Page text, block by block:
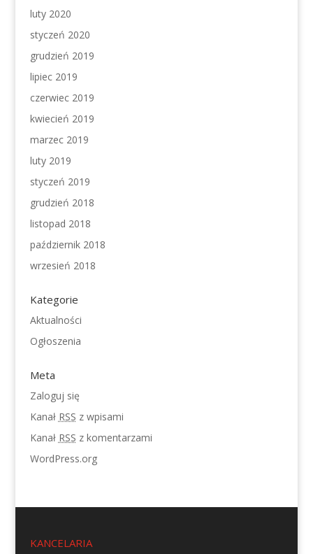
luty 2020
styczeń 2020
grudzień 2019
lipiec 2019
czerwiec 2019
kwiecień 2019
marzec 2019
luty 2019
styczeń 2019
grudzień 2018
listopad 2018
październik 2018
wrzesień 2018
Kategorie
Aktualności
Ogłoszenia
Meta
Zaloguj się
Kanał RSS z wpisami
Kanał RSS z komentarzami
WordPress.org
KANCELARIA